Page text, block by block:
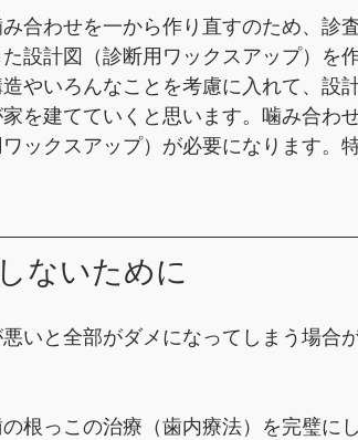
合わせを一から作り直すのため、診
設計図（診断用ワックスアップ）を
やいろんなことを考慮に入れて、設
を建てていくと思います。噛み合わ
ックスアップ）が必要になります。
ないために
いと全部がダメになってしまう場合
根っこの治療（歯内療法）を完璧に